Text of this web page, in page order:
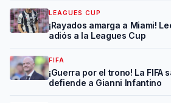
LEAGUES CUP
¡Rayados amarga a Miami!
adiós a la Leagues Cup
FIFA
¡Guerra por el trono! La FIFA
defiende a Gianni Infantino